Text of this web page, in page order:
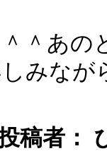
＾あの
みなが
稿者：